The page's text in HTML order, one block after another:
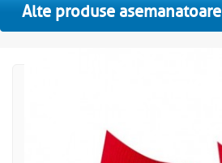
Alte produse asemanatoare